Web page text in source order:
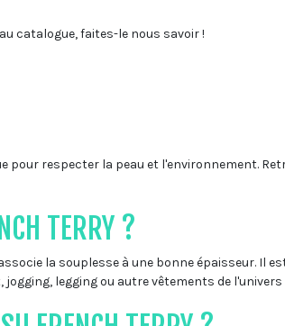
catalogue, faites-le nous savoir !
respecter la peau et l'environnement.
TERRY ?
la souplesse à une bonne épaisseur. Il
legging ou autre vêtements de